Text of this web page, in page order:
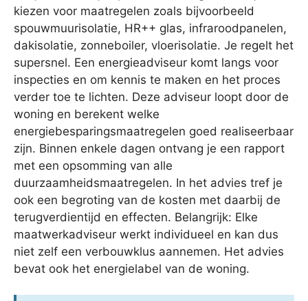
kiezen voor maatregelen zoals bijvoorbeeld
spouwmuurisolatie, HR++ glas, infraroodpanelen,
dakisolatie, zonneboiler, vloerisolatie. Je regelt het
supersnel. Een energieadviseur komt langs voor
inspecties en om kennis te maken en het proces
verder toe te lichten. Deze adviseur loopt door de
woning en berekent welke
energiebesparingsmaatregelen goed realiseerbaar
zijn. Binnen enkele dagen ontvang je een rapport
met een opsomming van alle
duurzaamheidsmaatregelen. In het advies tref je
ook een begroting van de kosten met daarbij de
terugverdientijd en effecten. Belangrijk: Elke
maatwerkadviseur werkt individueel en kan dus
niet zelf een verbouwklus aannemen. Het advies
bevat ook het energielabel van de woning.